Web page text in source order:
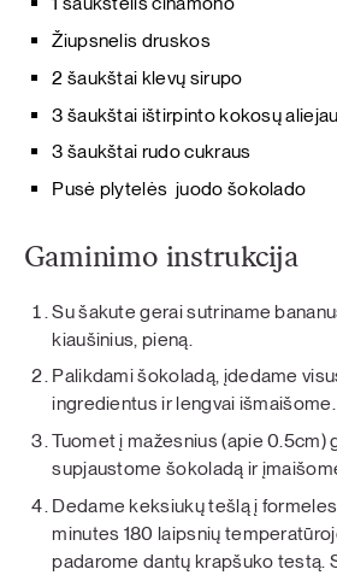
Žiupsnelis druskos
2 šaukštai klevų sirupo
3 šaukštai ištirpinto kokosų
3 šaukštai rudo cukraus
Pusė plytelės juodo šokolado
Gaminimo instrukcija
Su šakute gerai sutriname
kiaušinius, pieną.
Palikdami šokoladą, įdedame
ingredientus ir lengvai išmaišome.
Tuomet į mažesnius (apie 0.5cm)
supjaustome šokoladą ir
Dedame keksiukų tešlą į
minutes 180 laipsnių
padarome dantų krapšuko testą.